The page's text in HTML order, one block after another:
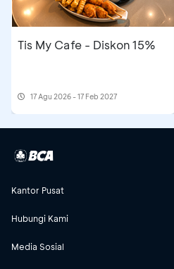
Tis My Cafe - Diskon 15%
17 Agu 2026 - 17 Feb 2027
Kantor Pusat
Hubungi Kami
Media Sosial